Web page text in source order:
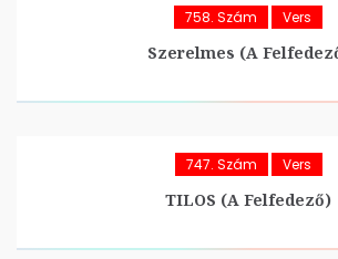
758. Szám Vers
Szerelmes (A
747. Szám Vers
TILOS (A Felfedező)